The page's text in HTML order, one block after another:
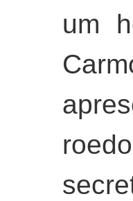
um